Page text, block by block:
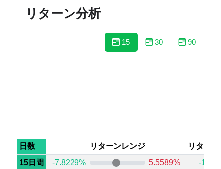
リターン分析
15 30 90
日数 リターンレンジ
リター
15日間
-7.8229% 5.5589% -